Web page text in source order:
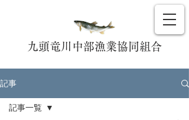
九頭竜川中部漁業協同組合
記事
記事一覧